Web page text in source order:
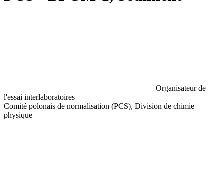
Organisateur de
l'essai interlaboratoires
Comité polonais de normalisation (PCS), Division de chimie
physique